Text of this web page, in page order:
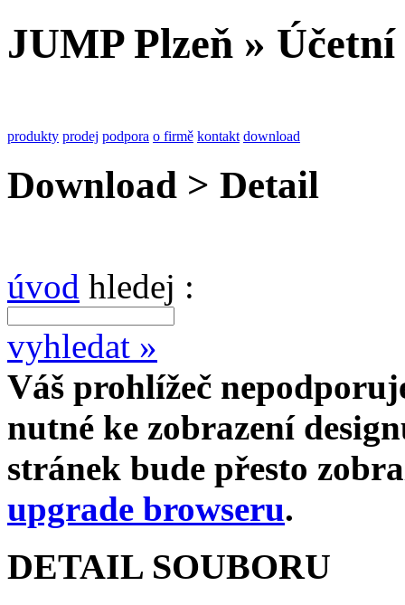
JUMP Plzeň »
produkty prodej podpora o firmě kontakt download
Download > Detail
úvod hledej :
vyhledat »
Váš prohlížeč
nutné ke zobrazení
stránek bude přesto
upgrade browseru.
DETAIL SOUBORU